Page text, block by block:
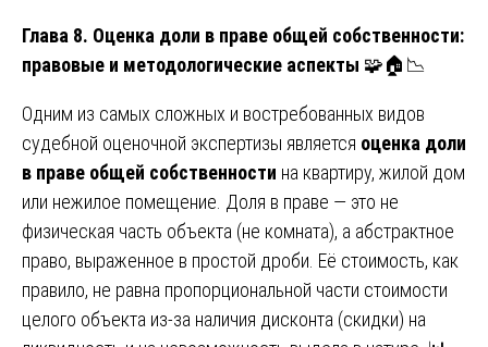
Глава 8. Оценка доли в праве общей собственности:
правовые и методологические аспекты 🧩🏠📉
Одним из самых сложных и востребованных видов
судебной оценочной экспертизы является оценка доли
в праве общей собственности на квартиру, жилой дом
или нежилое помещение. Доля в праве — это не
физическая часть объекта (не комната), а абстрактное
право, выраженное в простой дроби. Её стоимость, как
правило, не равна пропорциональной части стоимости
целого объекта из-за наличия дисконта (скидки) на